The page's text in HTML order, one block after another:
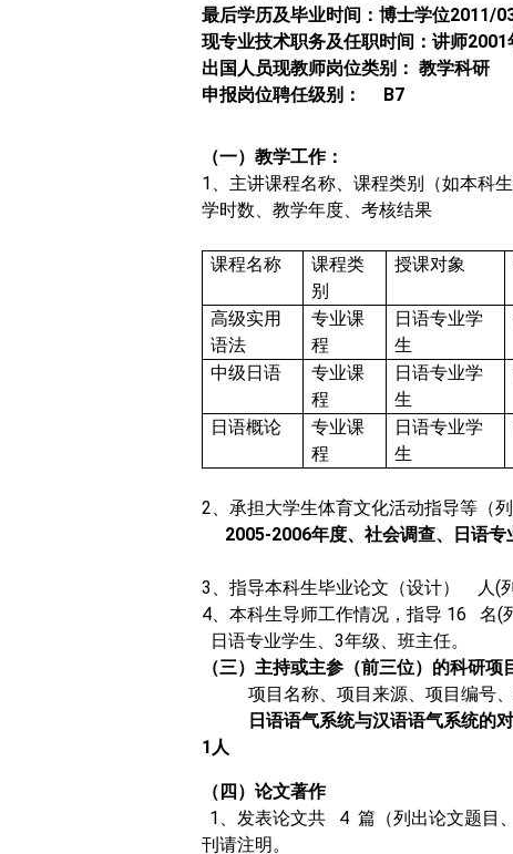
最后学历及毕业时间：博士学位2011/
现专业技术职务及任职时间：讲师2001
出国人员现教师岗位类别： 教学科研
申报岗位聘任级别：
B7
（一）教学工作：
1 、主讲课程名称、课程类别 （如本科
学时数、教学年度、考核结果
课程名称
课程类
别
授课对象
高级实用
语法
专业课
程
日语专业学
生
中级日语
专业课
程
日语专业学
生
日语概论
专业课
程
日语专业学
生
2、承担大学生体育文化活动指导等（
2005-2006年度、社会调查、日语专
3 、指导本科生毕业论文（设计） 人(
4、本科生导师工作情况，指导 16 名(
日语专业学生、 3年级、班主任。
（三）主持或主参（前三位）的科研项
项目名称、项目来源、项目编号
日语语气系统与汉语语气系统的
1 人
（四）论文著作
1 、发表论文共 4 篇（列出论文题目
刊请注明。